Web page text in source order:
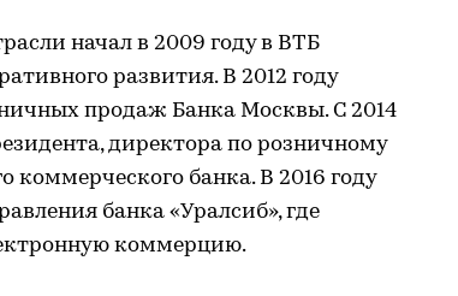
начал в 2009 году в ВТБ
развития. В 2012 году
продаж Банка Москвы. С 2014
директора по розничному
коммерческого банка. В 2016 году
банка «Уралсиб», где
коммерцию.